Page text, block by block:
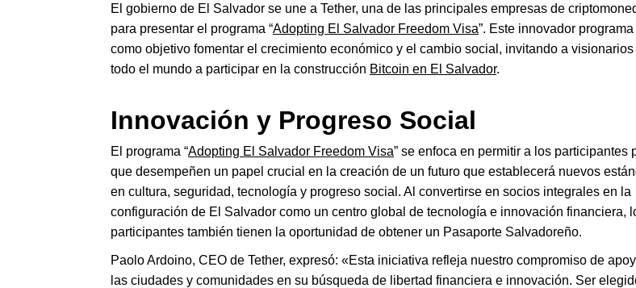
El gobierno de El Salvador se une a Tether, una de las principales empresas de
para presentar el programa “Adopting El Salvador Freedom Visa”. Este innovador
como objetivo fomentar el crecimiento económico y el cambio social, invitando a visionarios
todo el mundo a participar en la construcción Bitcoin en El Salvador.
Innovación y Progreso Social
El programa “Adopting El Salvador Freedom Visa” se enfoca en permitir a los participantes
que desempeñen un papel crucial en la creación de un futuro que establecerá nuevos
en cultura, seguridad, tecnología y progreso social. Al convertirse en socios integrales en la
configuración de El Salvador como un centro global de tecnología e innovación financiera,
participantes también tienen la oportunidad de obtener un Pasaporte Salvadoreño.
Paolo Ardoino, CEO de Tether, expresó: «Esta iniciativa refleja nuestro compromiso de
las ciudades y comunidades en su búsqueda de libertad financiera e innovación. Ser